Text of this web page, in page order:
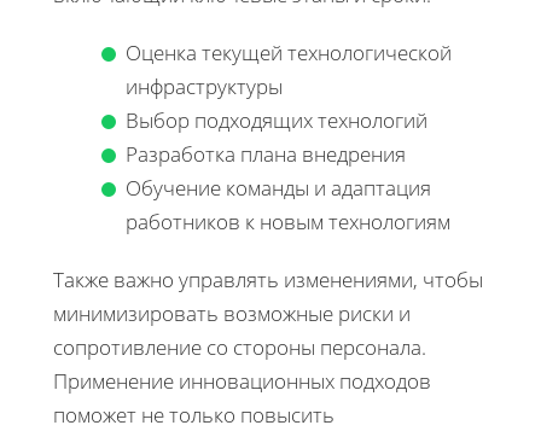
Оценка текущей технологической
инфраструктуры
Выбор подходящих технологий
Разработка плана внедрения
Обучение команды и адаптация
работников к новым технологиям
Также важно управлять изменениями, чтобы
минимизировать возможные риски и
сопротивление со стороны персонала.
Применение инновационных подходов
поможет не только повысить